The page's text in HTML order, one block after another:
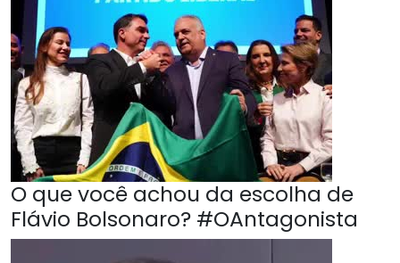
O que você achou da escolha de
Flávio Bolsonaro? #OAntagonista